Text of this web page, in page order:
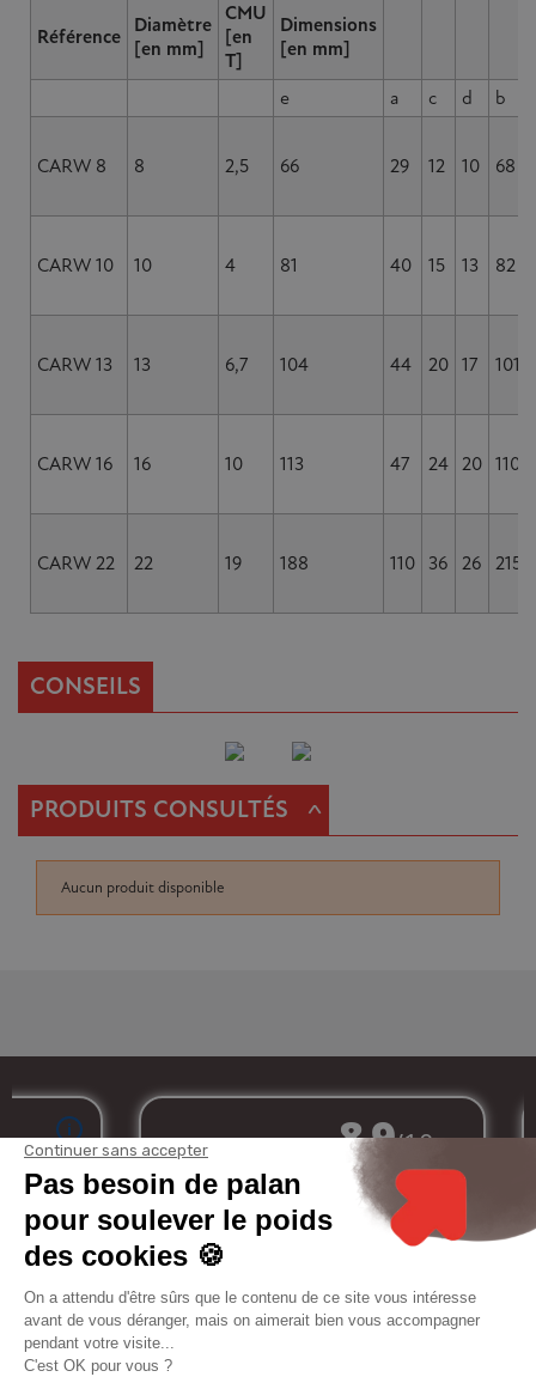
Référence Diamètre
[en mm]
CMU
[en
T]
Dimensions
[en mm]
e a c d b
CARW 8 8 2,5 66 29 12 10 68
CARW 10 10 4 81 40 15 13 82
CARW 13 13 6,7 104 44 20 17 101
CARW 16 16 10 113 47 24 20 110
CARW 22 22 19 188 110 36 26 215
CONSEILS
PRODUITS CONSULTÉS ^
Aucun produit disponible